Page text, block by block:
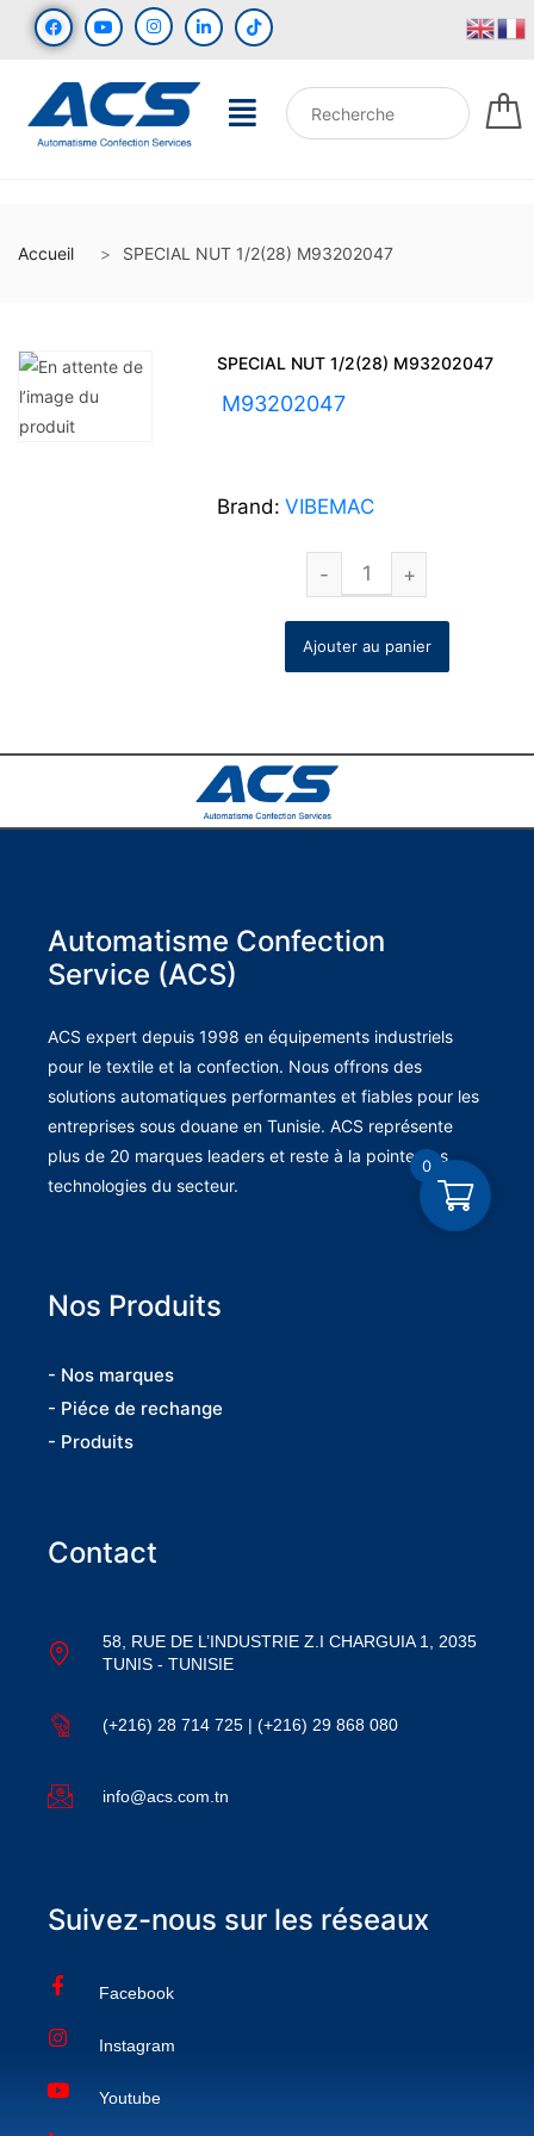
Accueil SPECIAL NUT 1/2(28) M93202047
SPECIAL NUT 1/2(28) M93202047
M93202047
Brand: VIBEMAC
Ajouter au panier
Automatisme Confection
Service (ACS)
ACS expert depuis 1998 en équipements industriels
pour le textile et la confection. Nous offrons des
solutions automatiques performantes et fiables pour les
entreprises sous douane en Tunisie. ACS représente
plus de 20 marques leaders et reste à la pointe des
technologies du secteur.
Nos Produits
- Nos marques
- Piéce de rechange
- Produits
Contact
58, RUE DE L’INDUSTRIE Z.I CHARGUIA 1, 2035
TUNIS - TUNISIE
(+216) 28 714 725 | (+216) 29 868 080
info@acs.com.tn
Suivez-nous sur les réseaux
Facebook
Instagram
Youtube
0